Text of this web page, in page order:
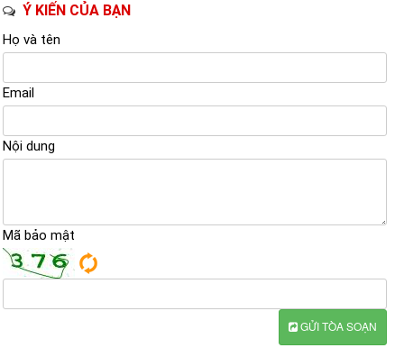
Ý KIẾN CỦA BẠN
Họ và tên
Email
Nội dung
Mã bảo mật
GỬI TÒA SOẠN